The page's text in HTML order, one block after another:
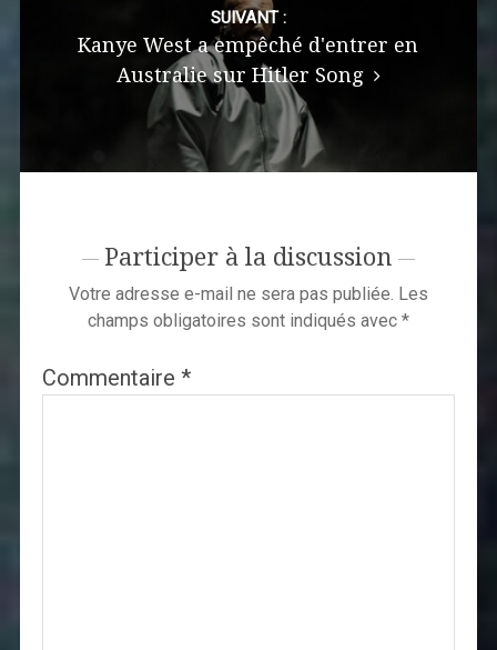
SUIVANT :
Kanye West a empêché d'entrer en
Australie sur Hitler Song
Participer à la discussion
Votre adresse e-mail ne sera pas publiée. Les
champs obligatoires sont indiqués avec *
Commentaire *